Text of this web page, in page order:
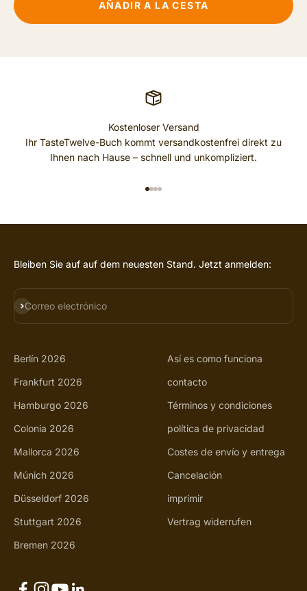
AÑADIR A LA CESTA
Kostenloser Versand
Ihr TasteTwelve-Buch kommt versandkostenfrei direkt zu
Ihnen nach Hause – schnell und unkompliziert.
Bleiben Sie auf auf dem neuesten Stand. Jetzt anmelden:
Correo electrónico
SUSCRIBIRSE
Berlín 2026
Frankfurt 2026
Hamburgo 2026
Colonia 2026
Mallorca 2026
Múnich 2026
Düsseldorf 2026
Stuttgart 2026
Bremen 2026
Así es como funciona
contacto
Términos y condiciones
política de privacidad
Costes de envío y entrega
Cancelación
imprimir
Vertrag widerrufen